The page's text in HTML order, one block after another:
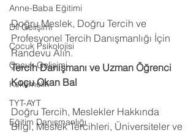
Anne-Baba Eğitimi
Dil Gelişimi
Çocuk Psikolojisi
Çocuk Gelişimi
Kekemelik
TYT-AYT
Eğitim Danışmanlığı
Doğru Meslek, Doğru Tercih ve
Profesyonel Tercih Danışmanlığı İçin
Randevu Alın.
Tercih Danışmanı ve Uzman Öğrenci
Koçu Okan Bal
Doğru Tercih, Meslekler Hakkında
Bilgi, Meslek Tercihleri, Üniversiteler ve